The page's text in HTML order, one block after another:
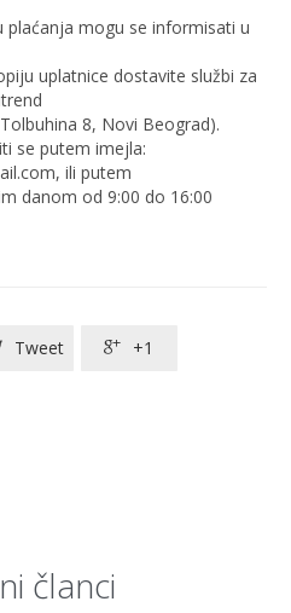
plaćanja mogu se informisati u
uplatnice dostavite službi za
8, Novi Beograd).
se putem imejla:
ili putem
danom od 9:00 do 16:00
Tweet  +1
članci